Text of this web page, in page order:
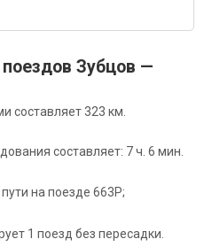
Зубцов —
составляет 323 км.
составляет: 7 ч. 6 мин.
на поезде 663Р;
1 поезд без пересадки.